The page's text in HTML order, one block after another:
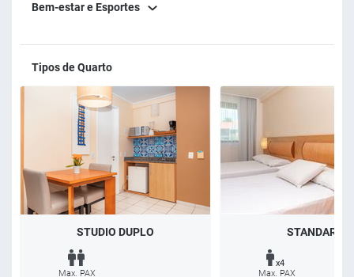
Bem-estar e Esportes
Tipos de Quarto
STUDIO DUPLO
Max. PAX
STANDARD
x4
Max. PAX